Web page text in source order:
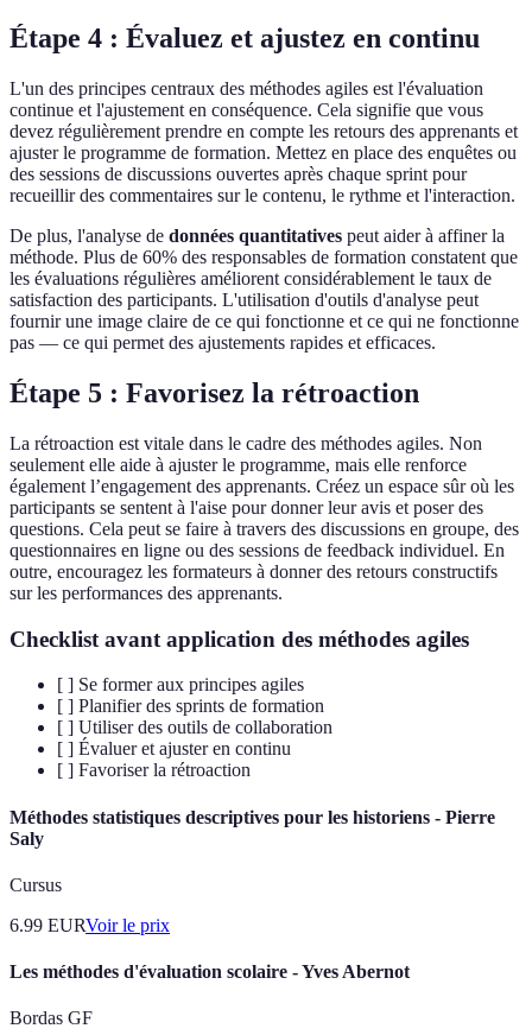
Étape 4 : Évaluez et ajustez en continu
L'un des principes centraux des méthodes agiles est l'évaluation
continue et l'ajustement en conséquence. Cela signifie que vous
devez régulièrement prendre en compte les retours des apprenants et
ajuster le programme de formation. Mettez en place des enquêtes ou
des sessions de discussions ouvertes après chaque sprint pour
recueillir des commentaires sur le contenu, le rythme et l'interaction.
De plus, l'analyse de données quantitatives peut aider à affiner la
méthode. Plus de 60% des responsables de formation constatent que
les évaluations régulières améliorent considérablement le taux de
satisfaction des participants. L'utilisation d'outils d'analyse peut
fournir une image claire de ce qui fonctionne et ce qui ne fonctionne
pas — ce qui permet des ajustements rapides et efficaces.
Étape 5 : Favorisez la rétroaction
La rétroaction est vitale dans le cadre des méthodes agiles. Non
seulement elle aide à ajuster le programme, mais elle renforce
également l’engagement des apprenants. Créez un espace sûr où les
participants se sentent à l'aise pour donner leur avis et poser des
questions. Cela peut se faire à travers des discussions en groupe, des
questionnaires en ligne ou des sessions de feedback individuel. En
outre, encouragez les formateurs à donner des retours constructifs
sur les performances des apprenants.
Checklist avant application des méthodes agiles
[ ] Se former aux principes agiles
[ ] Planifier des sprints de formation
[ ] Utiliser des outils de collaboration
[ ] Évaluer et ajuster en continu
[ ] Favoriser la rétroaction
Méthodes statistiques descriptives pour les historiens - Pierre
Saly
Cursus
6.99 EURVoir le prix
Les méthodes d'évaluation scolaire - Yves Abernot
Bordas GF